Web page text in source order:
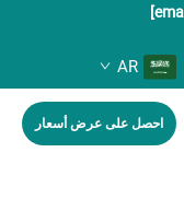
AR
احصل على عرض أسعار